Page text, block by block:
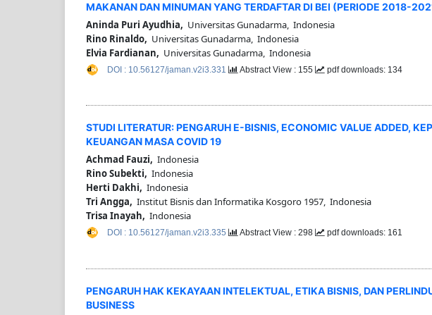
MAKANAN DAN MINUMAN YANG TERDAFTAR DI BEI (PERIODE 2018-
Aninda Puri Ayudhia, Universitas Gunadarma, Indonesia
Rino Rinaldo, Universitas Gunadarma, Indonesia
Elvia Fardianan, Universitas Gunadarma, Indonesia
DOI : 10.56127/jaman.v2i3.331 Abstract View : 155 pdf downloads: 134
STUDI LITERATUR: PENGARUH E-BISNIS, ECONOMIC VALUE ADDED,
KEUANGAN MASA COVID 19
Achmad Fauzi, Indonesia
Rino Subekti, Indonesia
Herti Dakhi, Indonesia
Tri Angga, Institut Bisnis dan Informatika Kosgoro 1957, Indonesia
Trisa Inayah, Indonesia
DOI : 10.56127/jaman.v2i3.335 Abstract View : 298 pdf downloads: 161
PENGARUH HAK KEKAYAAN INTELEKTUAL, ETIKA BISNIS, DAN
BUSINESS